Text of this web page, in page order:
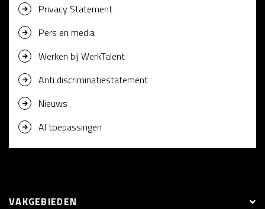
Privacy Statement
Pers en media
Werken bij WerkTalent
Anti discriminatiestatement
Nieuws
AI toepassingen
VAKGEBIEDEN